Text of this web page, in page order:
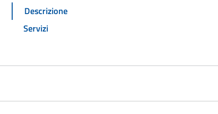
Descrizione
Servizi